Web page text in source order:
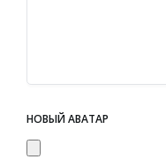
НОВЫЙ АВАТАР